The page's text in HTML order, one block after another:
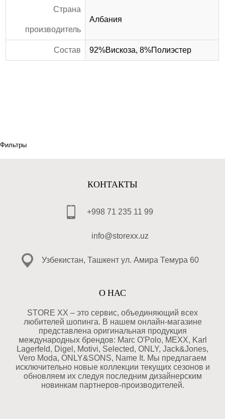
Страна
производитель
Албания
Состав 92%Вискоза, 8%Полиэстер
Фильтры
КОНТАКТЫ
+998 71 235 11 99
info@storexx.uz
Узбекистан, Ташкент ул. Амира Темура 60
О НАС
STORE XX – это сервис, объединяющий всех
любителей шопинга. В нашем онлайн-магазине
представлена оригинальная продукция
международных брендов: Marc O'Polo, MEXX, Karl
Lagerfeld, Digel, Motivi, Selected, ONLY, Jack&Jones,
Vero Moda, ONLY&SONS, Name It. Мы предлагаем
исключительно новые коллекции текущих сезонов и
обновляем их следуя последним дизайнерским
новинкам партнеров-производителей.